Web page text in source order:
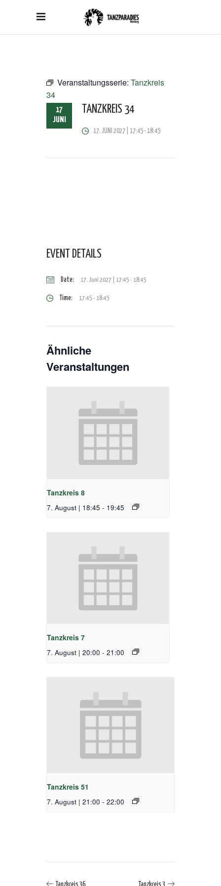
Veranstaltungsserie: Tanzkreis
34
17
JUNI
TANZKREIS 34
17. JUNI 2027 | 17:45-18:45
EVENT DETAILS
Date: 17. Juni 2027 | 17:45 -18:45
Time: 17:45 - 18:45
Ähnliche
Veranstaltungen
Tanzkreis 8
7. August | 18:45 - 19:45
Tanzkreis 7
7. August | 20:00 - 21:00
Tanzkreis 51
7. August | 21:00 - 22:00
Tanzkreis 36 Tanzkreis 3